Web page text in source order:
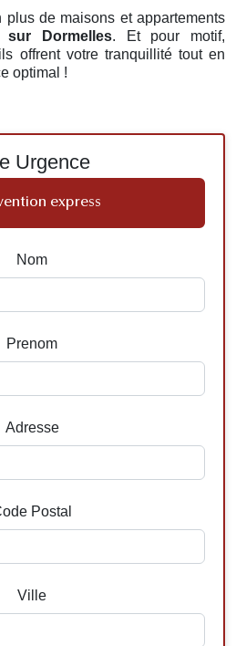
de maisons et appartements
sur Dormelles. Et pour motif,
offrent votre tranquillité tout en
optimal !
Urgence
express
Nom
Prenom
Adresse
Postal
Ville